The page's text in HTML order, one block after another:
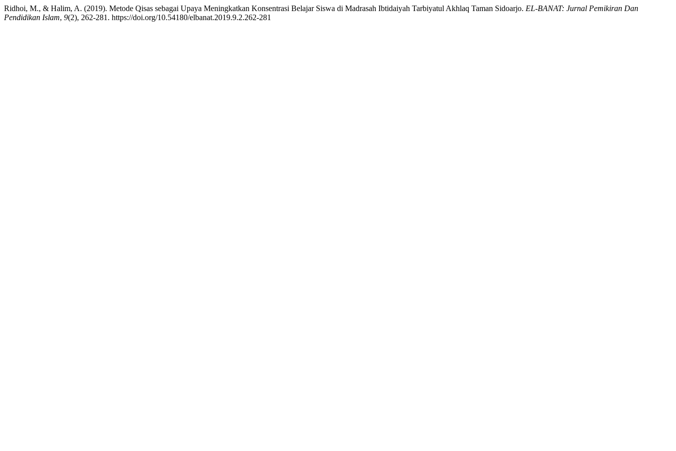
Ridhoi, M., & Halim, A. (2019). Metode Qisas sebagai Upaya Meningkatkan Konsentrasi Belajar Siswa di Madrasah Ibtidaiyah Tarbiyatul Akhlaq Taman Sidoarjo. EL-BANAT: Jurnal Pemikiran Dan
Pendidikan Islam, 9(2), 262-281. https://doi.org/10.54180/elbanat.2019.9.2.262-281